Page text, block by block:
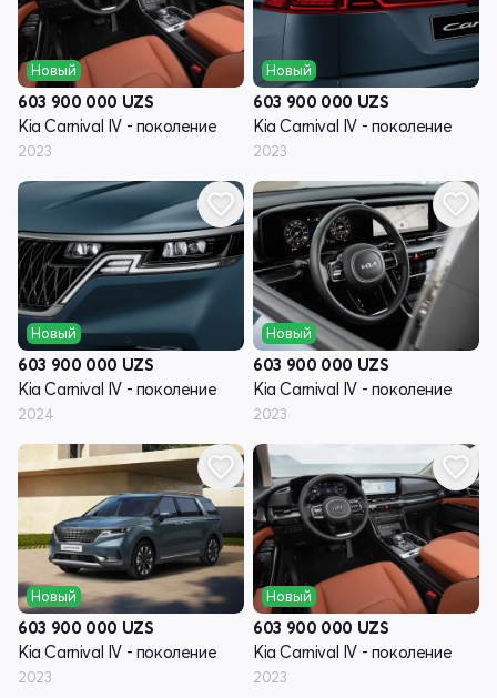
Новый
603 900 000 UZS
Kia Carnival IV - поколение
2023
Новый
603 900 000 UZS
Kia Carnival IV - поколение
2023
Новый
603 900 000 UZS
Kia Carnival IV - поколение
2024
Новый
603 900 000 UZS
Kia Carnival IV - поколение
2023
Новый
603 900 000 UZS
Kia Carnival IV - поколение
2023
Новый
603 900 000 UZS
Kia Carnival IV - поколение
2023